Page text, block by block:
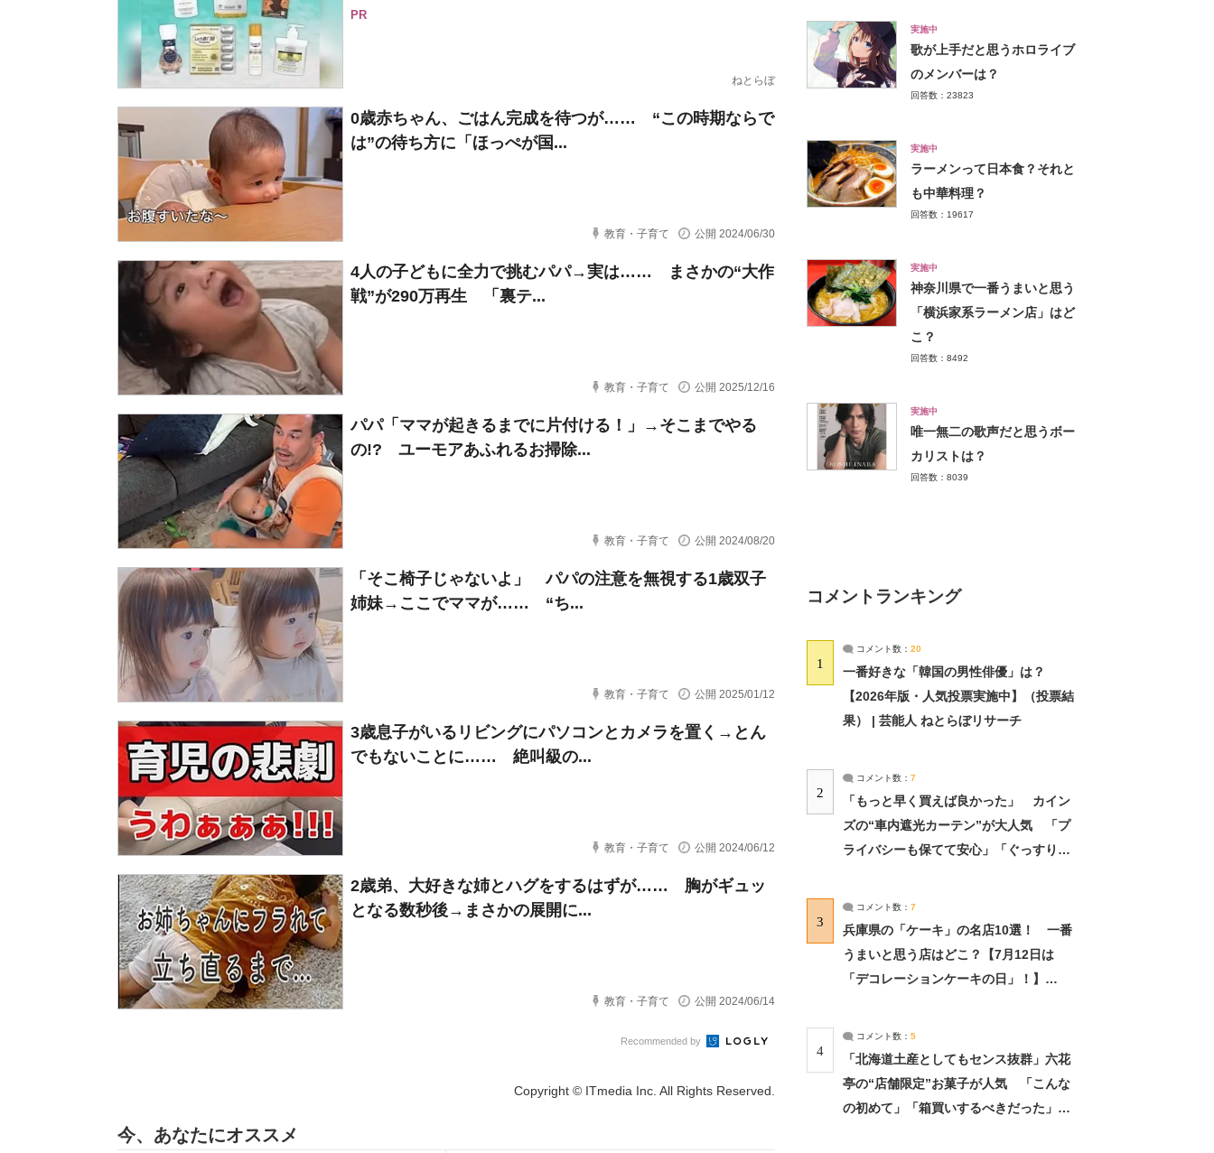
PR
ねとらぼ
0歳赤ちゃん、ごはん完成を待つが…… “この時期ならで
は”の待ち方に「ほっぺが国...
教育・子育て 公開 2024/06/30
4人の子どもに全力で挑むパパ→実は…… まさかの“大作
戦”が290万再生 「裏テ...
教育・子育て 公開 2025/12/16
パパ「ママが起きるまでに片付ける！」→そこまでやる
の!? ユーモアあふれるお掃除...
教育・子育て 公開 2024/08/20
「そこ椅子じゃないよ」 パパの注意を無視する1歳双子
姉妹→ここでママが…… “ち...
教育・子育て 公開 2025/01/12
3歳息子がいるリビングにパソコンとカメラを置く→とん
でもないことに…… 絶叫級の...
教育・子育て 公開 2024/06/12
2歳弟、大好きな姉とハグをするはずが…… 胸がギュッ
となる数秒後→まさかの展開に...
教育・子育て 公開 2024/06/14
Recommended by
Copyright © ITmedia Inc. All Rights Reserved.
今、あなたにオススメ
実施中
歌が上手だと思うホロライブ
のメンバーは？
回答数：23823
実施中
ラーメンって日本食？それと
も中華料理？
回答数：19617
実施中
神奈川県で一番うまいと思う
「横浜家系ラーメン店」はど
こ？
回答数：8492
実施中
唯一無二の歌声だと思うボー
カリストは？
回答数：8039
コメントランキング
1
コメント数： 20
一番好きな「韓国の男性俳優」は？
【2026年版・人気投票実施中】（投票結
果） | 芸能人 ねとらぼリサーチ
2
コメント数： 7
「もっと早く買えば良かった」 カイン
ズの“車内遮光カーテン”が大人気 「プ
ライバシーも保てて安心」「ぐっすり眠
3
コメント数： 7
兵庫県の「ケーキ」の名店10選！ 一番
うまいと思う店はどこ？【7月12日は
「デコレーションケーキの日」！】
4
コメント数： 5
「北海道土産としてもセンス抜群」六花
亭の“店舗限定”お菓子が人気 「こんな
の初めて」「箱買いするべきだった」